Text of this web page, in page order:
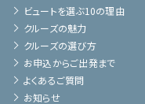
ビュートを選ぶ10の理由
クルーズの魅力
クルーズの選び方
お申込からご出発まで
よくあるご質問
お知らせ